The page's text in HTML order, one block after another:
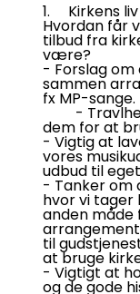
1. Kirkens
Hvordan får
tilbud fra
være?
- Forslag
sammen
fx MP-sange.
- Travlhed
dem for at
- Vigtig at
vores
udbud til
- Tanker om
hvor vi tager
anden måde
til
at bruge
- Vigtigt at
og de gode